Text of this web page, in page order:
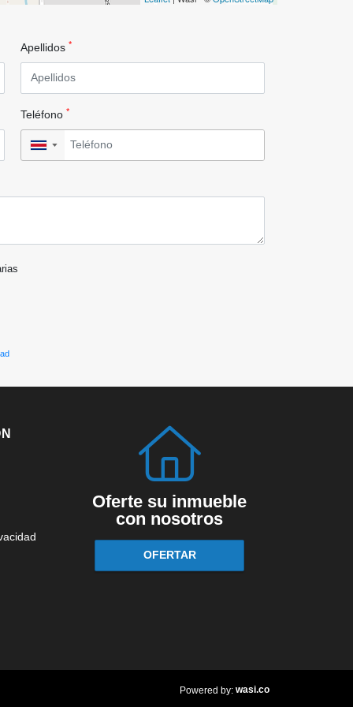
Apellidos *
Teléfono *
▼
Oferte su inmueble
con nosotros
OFERTAR
Powered by: wasi.co